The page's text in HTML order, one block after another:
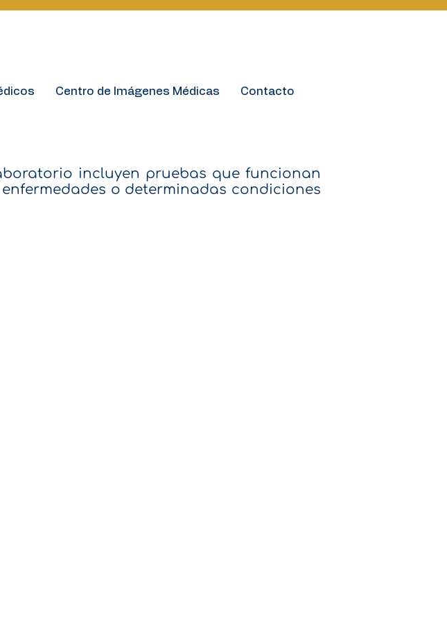
Centro de Imágenes Médicas Contacto
incluyen pruebas que funcionan
o determinadas condiciones